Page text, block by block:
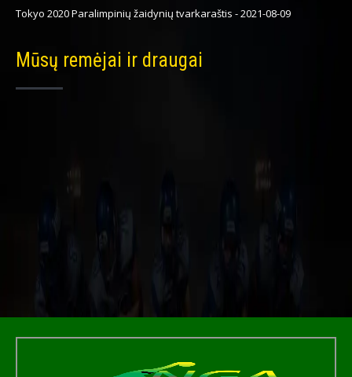
Tokyo 2020 Paralimpinių žaidynių tvarkaraštis -2021-08-09
Mūsų remėjai ir draugai